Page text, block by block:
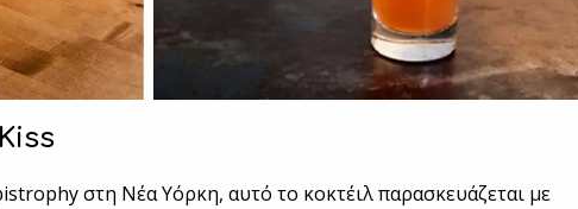
στη Νέα Υόρκη, αυτό το κοκτέιλ παρασκευάζεται με